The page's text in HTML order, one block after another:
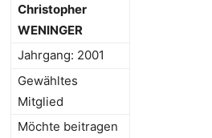
Christopher
WENINGER
Jahrgang: 2001
Gewähltes
Mitglied
Möchte beitragen